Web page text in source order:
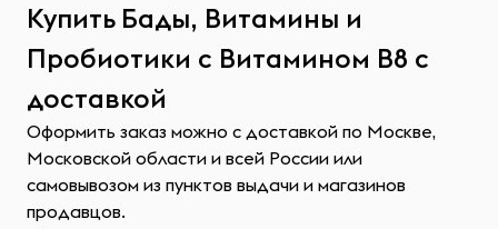
Купить Бады, Витамины и
Пробиотики с Витамином B8 с
доставкой
Оформить заказ можно с доставкой по Москве,
Московской области и всей России или
самовывозом из пунктов выдачи и магазинов
продавцов.